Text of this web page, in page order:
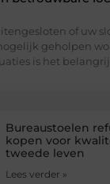
of uw
geholpen
is het
Bureaustoelen
kopen voor
tweede leven
Lees verder »